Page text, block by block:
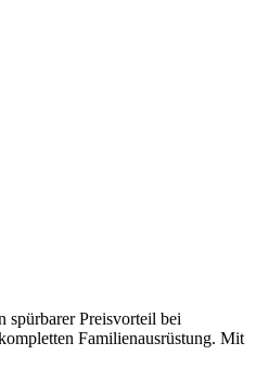
spürbarer Preisvorteil bei
Familienausrüstung. Mit